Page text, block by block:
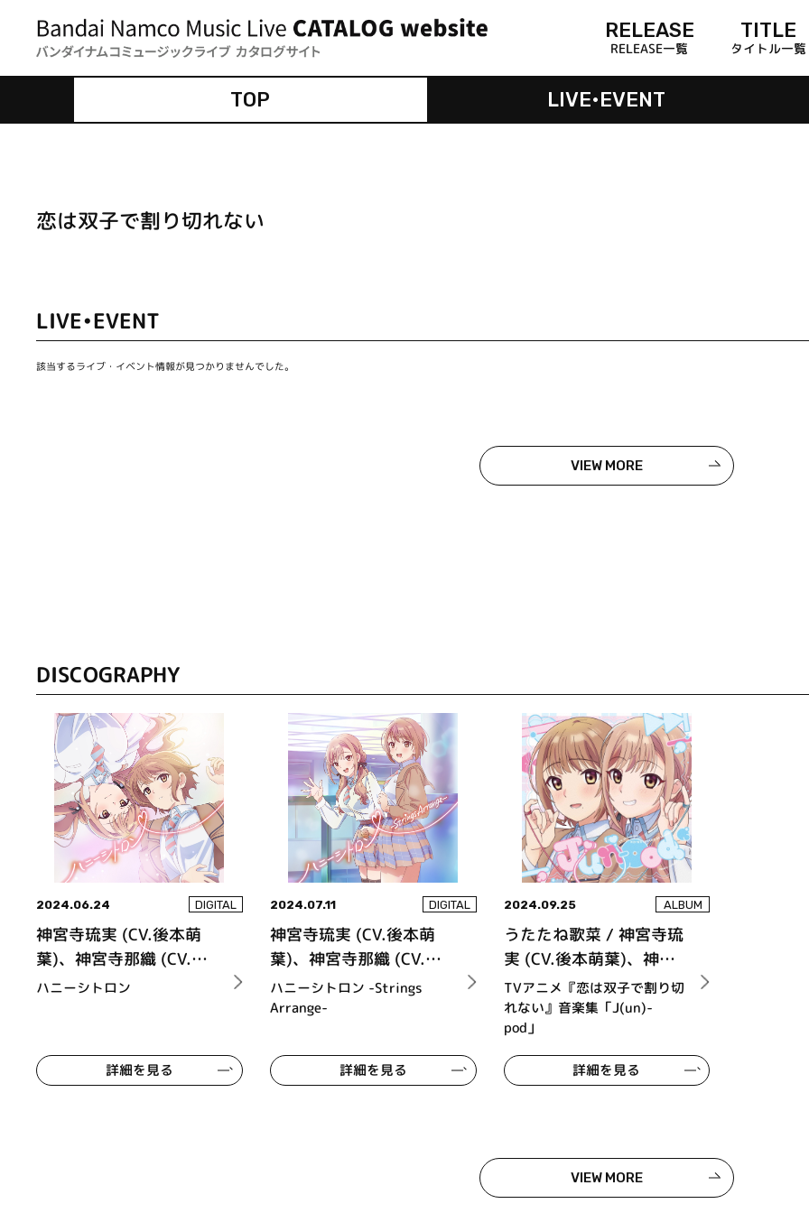
RELEASE
RELEASE一覧
TITLE
タイトル一覧
TOP LIVE•EVENT
恋は双子で割り切れない
LIVE•EVENT
該当するライブ・イベント情報が見つかりませんでした。
VIEW MORE
DISCOGRAPHY
2024.06.24 DIGITAL
神宮寺琉実 (CV.後本萌
葉)、神宮寺那織 (CV.内
田真礼)
ハニーシトロン
詳細を見る
2024.07.11 DIGITAL
神宮寺琉実 (CV.後本萌
葉)、神宮寺那織 (CV.内
田真礼)
ハニーシトロン -Strings
Arrange-
詳細を見る
2024.09.25 ALBUM
うたたね歌菜 / 神宮寺琉
実 (CV.後本萌葉)、神宮
寺那織 (CV.内田真礼)
TVアニメ『恋は双子で割り切
れない』音楽集「J(un)-
pod」
詳細を見る
VIEW MORE